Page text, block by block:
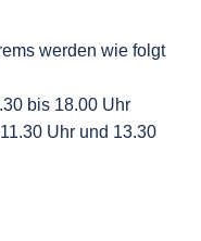
werden wie folgt
bis 18.00 Uhr
Uhr und 13.30